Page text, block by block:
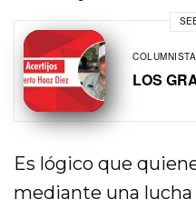
LOS
Es lógico que
mediante una